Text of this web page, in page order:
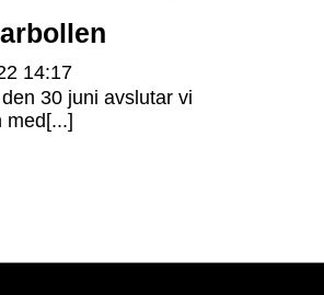
14:17
30 juni avslutar vi
med[...]